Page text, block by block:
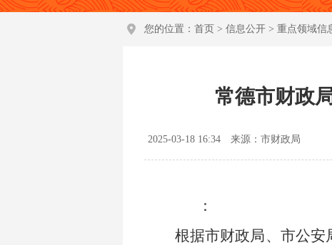
您的位置： 首页 > 信息公开 > 重点领域信
常德市财政
2025-03-18 16:34 来源：市财政局
：
根据市财政局、市公安